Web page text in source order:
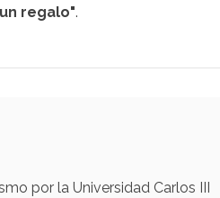
regalo".
por la Universidad Carlos III